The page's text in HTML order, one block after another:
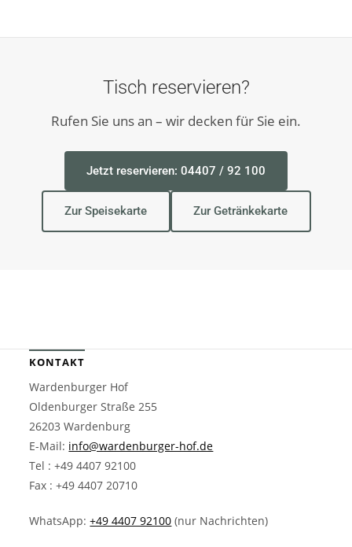
Tisch reservieren?
Rufen Sie uns an – wir decken für Sie ein.
Jetzt reservieren: 04407 / 92 100
Zur Speisekarte Zur Getränkekarte
KONTAKT
Wardenburger Hof
Oldenburger Straße 255
26203 Wardenburg
E-Mail: info@wardenburger-hof.de
Tel : +49 4407 92100
Fax : +49 4407 20710
WhatsApp:+49 4407 92100 (nur Nachrichten)